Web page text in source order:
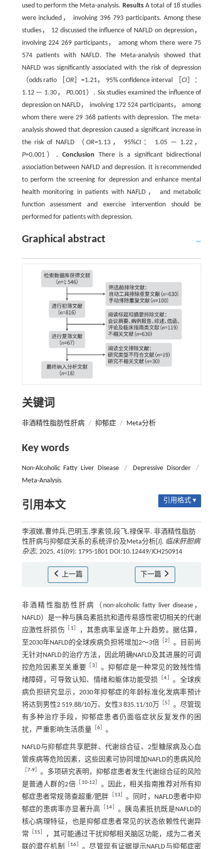
used to perform the Meta-analysis. ResultsA total of 18 studies
were included， involving 396 793 participants. Among these
studies， 12 discussed the influence of NAFLD on depression，
involving 224 269 participants， among whom there were 75
574 patients with NAFLD. The Meta-analysis showed that
NAFLD was significantly associated with the risk of depression
（odds ratio ［ OR ］=1.21， 95% confidence interval ［ CI ］：
1.12 — 1.30，P0.001）. Six studies examined the influence of
depression on NAFLD， involving 172 524 participants， among
whom there were 29 368 patients with depression. The meta-
analysis showed that depression caused a significant increase in
the risk of NAFLD （OR=1.13， 95%CI ： 1.05 — 1.22，
P=0.001）.Conclusion There is a significant bidirectional
association between NAFLD and depression. It is recommended
to perform the screening for depression and enhance mental
health monitoring in patients with NAFLD， and metabolic
function assessment and exercise intervention should be
performed for patients with depression.
Graphical abstract
关键词
非酒精性脂肪性肝病 / 抑郁症 / Meta分析
Key words
Non-Alcoholic Fatty Liver Disease / Depressive Disorder
/
Meta-Analysis
引用本文 引用格式 ▾
李淑娣,曹帅兵,巴明玉,李素领,段飞,禄保平. 非酒精性脂肪
性肝病与抑郁症关系的系统评价及Meta分析[J]. 临床肝胆病
杂志, 2025, 41(09): 1795-1801 DOI:10.12449/JCH250914
上一篇 下一篇
非酒精性脂肪性肝病（non-alcoholic fatty liver disease，
NAFLD）是一种与胰岛素抵抗和遗传易感性密切相关的代谢
应激性肝损伤
1
，其患病率呈逐年上升趋势。据估算，
至2030年NAFLD的全球疾病负担将增加2～3倍 ［2
。目前尚
无针对NAFLD的治疗方法，因此明确NAFLD及其进展的可调
控危险因素至关重要
3
。抑郁症是一种常见的致残性情
绪障碍，可导致认知、情绪和躯体功能受损
［4
。全球疾
病负担研究显示，2030年抑郁症的年龄标准化发病率预计
将达到男性2 519.88/10万、女性3 835.11/10万
［5
。尽管现
有多种治疗手段，抑郁症患者仍面临症状反复发作的困
扰，严重影响生活质量［ 6］ 。
NAFLD与抑郁症共享肥胖、代谢综合征、2型糖尿病及心血
管疾病等危险因素，这些因素可协同增加NAFLD的患病风险
7-9］ 。多项研究表明，抑郁症患者发生代谢综合征的风险
是普通人群的2倍
10-12
。因此，相关指南推荐对所有抑
郁症患者常规筛查超重/肥胖
13
。同时，NAFLD患者中抑
郁症的患病率亦显著升高
14
。胰岛素抵抗既是NAFLD的
核心病理特征，也是抑郁症患者常见的状态依赖性代谢异
常
15
，其可能通过干扰抑郁相关脑区功能，成为二者关
联的潜在机制
16 。尽管现有证据提示NAFLD与抑郁症密